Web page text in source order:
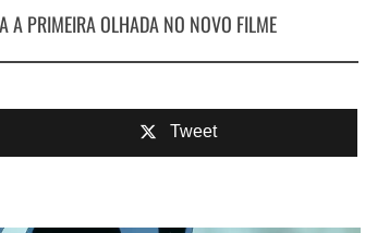
A PRIMEIRA OLHADA NO NOVO FILME
Tweet